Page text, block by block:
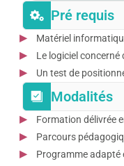
Pré requis
Matériel
Le logiciel
Un test de
Modalités
Formation délivrée
Parcours
Programme adapté